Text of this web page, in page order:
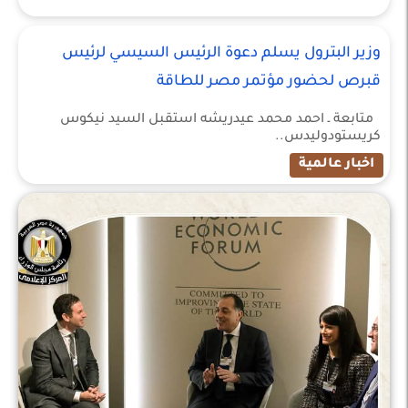
وزير البترول يسلم دعوة الرئيس السيسي لرئيس
قبرص لحضور مؤتمر مصر للطاقة
متابعة ـ احمد محمد عيدريشه استقبل السيد نيكوس
كريستودوليدس..
اخبار عالمية